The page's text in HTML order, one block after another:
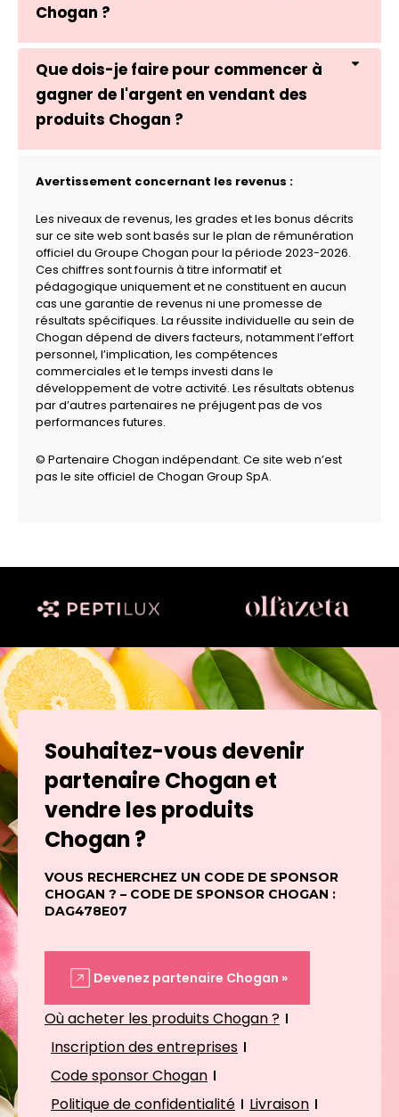
Chogan ?
Que dois-je faire pour commencer à
gagner de l'argent en vendant des
produits Chogan ?
Avertissement concernant les revenus :
Les niveaux de revenus, les grades et les bonus décrits
sur ce site web sont basés sur le plan de rémunération
officiel du Groupe Chogan pour la période 2023-2026.
Ces chiffres sont fournis à titre informatif et
pédagogique uniquement et ne constituent en aucun
cas une garantie de revenus ni une promesse de
résultats spécifiques. La réussite individuelle au sein de
Chogan dépend de divers facteurs, notamment l’effort
personnel, l’implication, les compétences
commerciales et le temps investi dans le
développement de votre activité. Les résultats obtenus
par d’autres partenaires ne préjugent pas de vos
performances futures.
© Partenaire Chogan indépendant. Ce site web n’est
pas le site officiel de Chogan Group SpA.
Souhaitez-vous devenir
partenaire Chogan et
vendre les produits
Chogan ?
VOUS RECHERCHEZ UN CODE DE SPONSOR
CHOGAN ? – CODE DE SPONSOR CHOGAN :
DAG478E07
Devenez partenaire Chogan »
Où acheter les produits Chogan ?
Inscription des entreprises
Code sponsor Chogan
Politique de confidentialité
Livraison